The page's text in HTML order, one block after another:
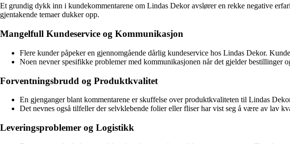
Et grundig dykk inn i kundekommentarene om Lindas Dekor avslører en rekke negative
gjentakende temaer dukker opp.
Mangelfull Kundeservice og Kommunikasjon
Flere kunder påpeker en gjennomgående dårlig kundeservice hos Lindas Dekor.
Noen nevner spesifikke problemer med kommunikasjonen når det gjelder bestillinger
Forventningsbrudd og Produktkvalitet
En gjenganger blant kommentarene er skuffelse over produktkvaliteten til Lindas
Det nevnes også tilfeller der selvklebende folier eller fliser har vist seg å være av lav
Leveringsproblemer og Logistikk